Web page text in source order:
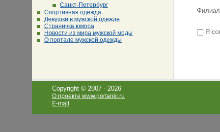
Санкт-Петербург
Спортивная одежда
Девушки в мужской одежде
Страничка юмора
Новости из мира мужской моды
О портале мужской одежды
Филиал
Я
Copyright © 2007 - 2026
О проекте www.portanki.ru
E-mail